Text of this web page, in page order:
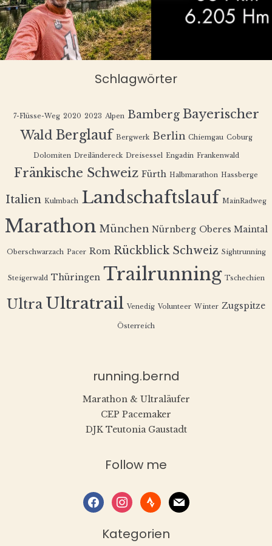
Schlagwörter
7-Flüsse-Weg 2020 2023 Alpen Bamberg Bayerischer
Wald Berglauf Bergwerk Berlin Chiemgau Coburg
Dolomiten Dreiländereck Dreisessel Engadin Frankenwald
Fränkische Schweiz Fürth Halbmarathon Hassberge
Italien Kulmbach Landschaftslauf MainRadweg
Marathon München Nürnberg Oberes Maintal
Oberschwarzach Pacer Rom Rückblick Schweiz Sightrunning
Steigerwald Thüringen Trailrunning Tschechien
Ultra Ultratrail Venedig Volunteer Winter Zugspitze
Österreich
running.bernd
Marathon & Ultraläufer
CEP Pacemaker
DJK Teutonia Gaustadt
Follow me
facebookinstagram
stravamail
Kategorien